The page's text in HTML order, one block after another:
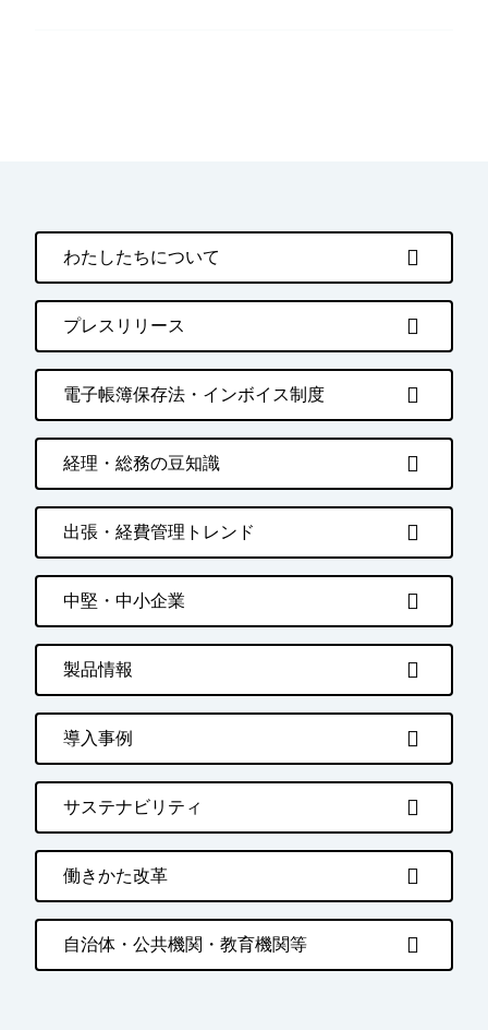
わたしたちについて
プレスリリース
電子帳簿保存法・インボイス制度
経理・総務の豆知識
出張・経費管理トレンド
中堅・中小企業
製品情報
導入事例
サステナビリティ
働きかた改革
自治体・公共機関・教育機関等